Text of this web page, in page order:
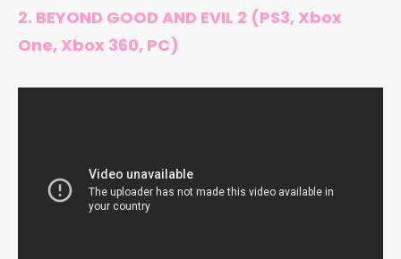
2. BEYOND GOOD AND EVIL 2 (PS3, Xbox
One, Xbox 360, PC)